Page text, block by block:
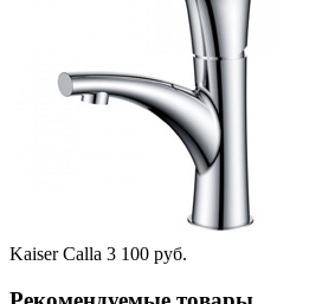
Kaiser Calla 3 100 руб.